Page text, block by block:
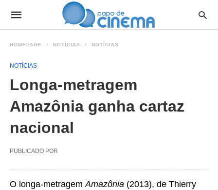
HOMEPAGE NOTÍCIAS NOTÍCIAS
NOTÍCIAS
Longa-metragem
Amazônia ganha cartaz
nacional
PUBLICADO POR
O longa-metragemAmazônia (2013), de Thierry